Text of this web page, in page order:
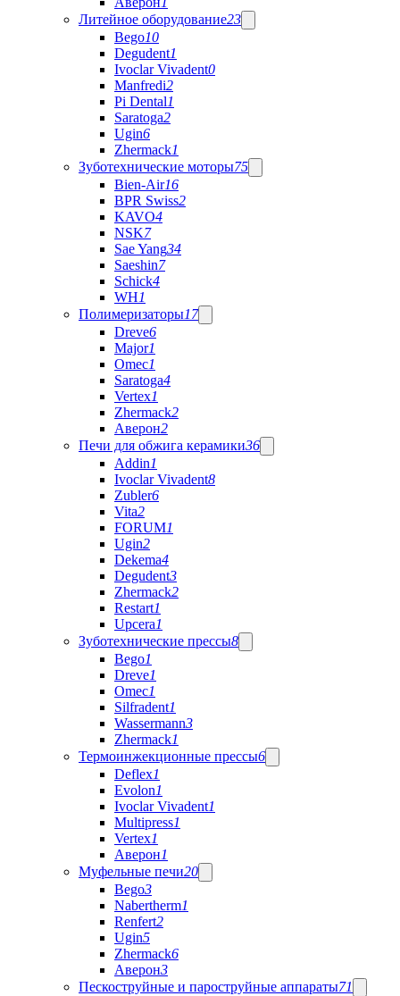
Литейное оборудование23
Bego10
Degudent1
Ivoclar Vivadent0
Manfredi2
Pi Dental1
Saratoga2
Ugin6
Zhermack1
Зуботехнические моторы75
Bien-Air16
BPR Swiss2
KAVO4
NSK7
Sae Yang34
Saeshin7
Schick4
WH1
Полимеризаторы17
Dreve6
Major1
Omec1
Saratoga4
Vertex1
Zhermack2
Аверон2
Печи для обжига керамики36
Addin1
Ivoclar Vivadent8
Zubler6
Vita2
FORUM1
Ugin2
Dekema4
Degudent3
Zhermack2
Restart1
Upcera1
Зуботехнические прессы8
Bego1
Dreve1
Omec1
Silfradent1
Wassermann3
Zhermack1
Термоинжекционные прессы6
Deflex1
Evolon1
Ivoclar Vivadent1
Multipress1
Vertex1
Аверон1
Муфельные печи20
Bego3
Nabertherm1
Renfert2
Ugin5
Zhermack6
Аверон3
Пескоструйные и пароструйные аппараты71